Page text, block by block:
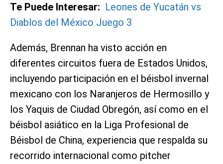
Te Puede Interesar: Leones de Yucatán vs
Diablos del México Juego 3
Además, Brennan ha visto acción en
diferentes circuitos fuera de Estados Unidos,
incluyendo participación en el béisbol invernal
mexicano con los Naranjeros de Hermosillo y
los Yaquis de Ciudad Obregón, así como en el
béisbol asiático en la Liga Profesional de
Béisbol de China, experiencia que respalda su
recorrido internacional como pitcher